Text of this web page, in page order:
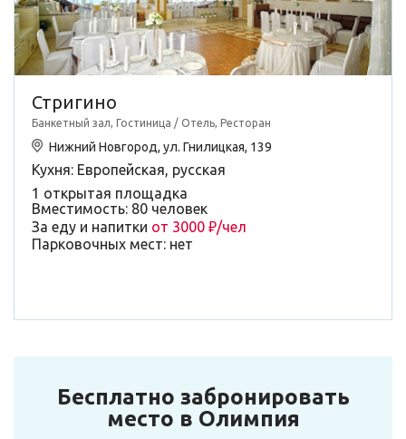
Стригино
Банкетный зал, Гостиница / Отель, Ресторан
Нижний Новгород, ул. Гнилицкая, 139
Кухня: Европейская, русская
1 открытая площадка
Вместимость: 80 человек
За еду и напитки от 3000 ₽/чел
Парковочных мест: нет
Бесплатно забронировать
место в Олимпия